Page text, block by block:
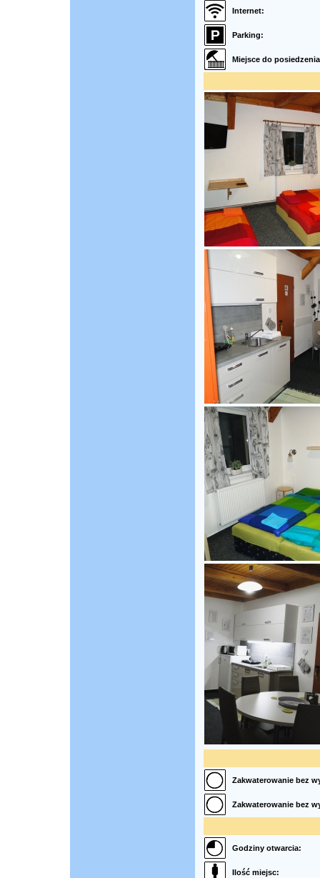
Internet:
Parking:
Miejsce do
Zakwaterowanie bez
Zakwaterowanie bez
Godziny otwarcia:
Ilość miejsc: